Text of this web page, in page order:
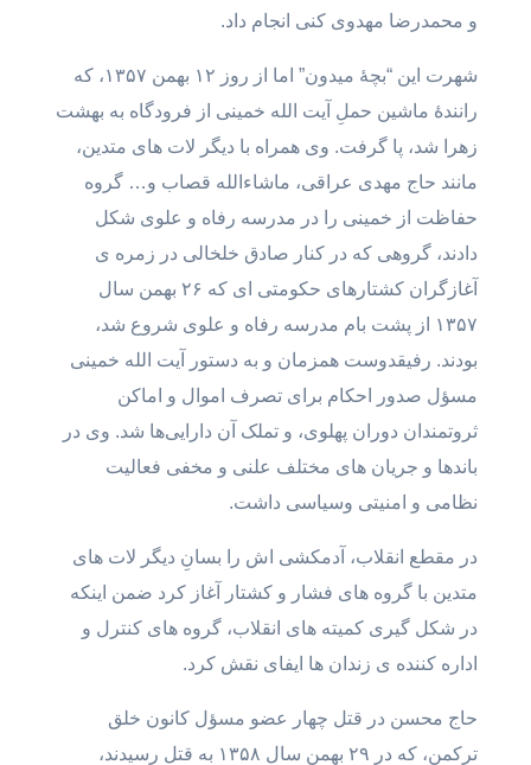
و محمدرضا مهدوی کنی انجام داد.
شهرت این “بچۀ میدون” اما از روز ۱۲ بهمن ۱۳۵۷، که
رانندۀ ماشین حملِ آیت الله خمینی از فرودگاه به بهشت
زهرا شد، پا گرفت. وی همراه با دیگر لات های متدین،
مانند حاج مهدی عراقی، ماشاءالله قصاب و… گروه
حفاظت از خمینی را در مدرسه رفاه و علوی شکل
دادند، گروهی که در کنار صادق خلخالی در زمره ی
آغازگران کشتارهای حکومتی ای که ۲۶ بهمن سال
۱۳۵۷ از پشت بام مدرسه رفاه و علوی شروع شد،
بودند. رفیقدوست همزمان و به دستور آیت الله خمینی
مسؤل صدور احکام برای تصرف اموال و اماکن
ثروتمندان دوران پهلوی، و تملک آن دارایی‌ها شد. وی در
باندها و جریان های مختلف علنی و مخفی فعالیت
نظامی و امنیتی وسیاسی داشت.
در مقطع انقلاب، آدمکشی اش را بسانِ دیگر لات های
متدین با گروه های فشار و کشتار آغاز کرد ضمن اینکه
در شکل گیری کمیته های انقلاب، گروه های کنترل و
اداره کننده ی زندان ها ایفای نقش کرد.
حاج محسن در قتل چهار عضو مسؤل کانون خلق
ترکمن، که در ۲۹ بهمن سال ۱۳۵۸ به قتل رسیدند،